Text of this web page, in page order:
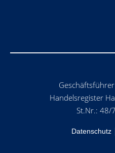
Handelsregister
St.Nr.: 48/
Datenschutz